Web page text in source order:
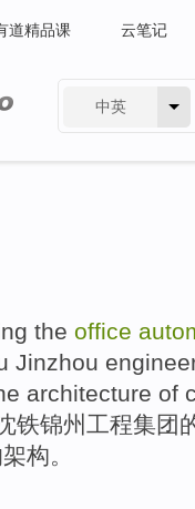
道精品课 云笔记
中英
the office
Jinzhou
architecture of
铁锦州 工程集团
架构。